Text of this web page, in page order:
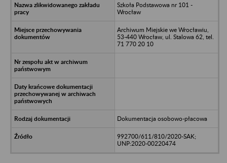
Szkoła Podstawowa nr 101 -
Wrocław
Archiwum Miejskie we Wrocławiu,
53-440 Wrocław, ul. Stalowa 62, tel.
71 770 20 10
Dokumentacja osobowo-płacowa
992700/611/810/2020-SAK;
UNP:2020-00220474